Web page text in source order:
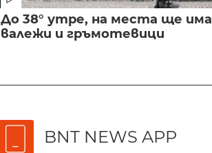
До 38° утре, на места ще има
валежи и гръмотевици
BNT NEWS APP